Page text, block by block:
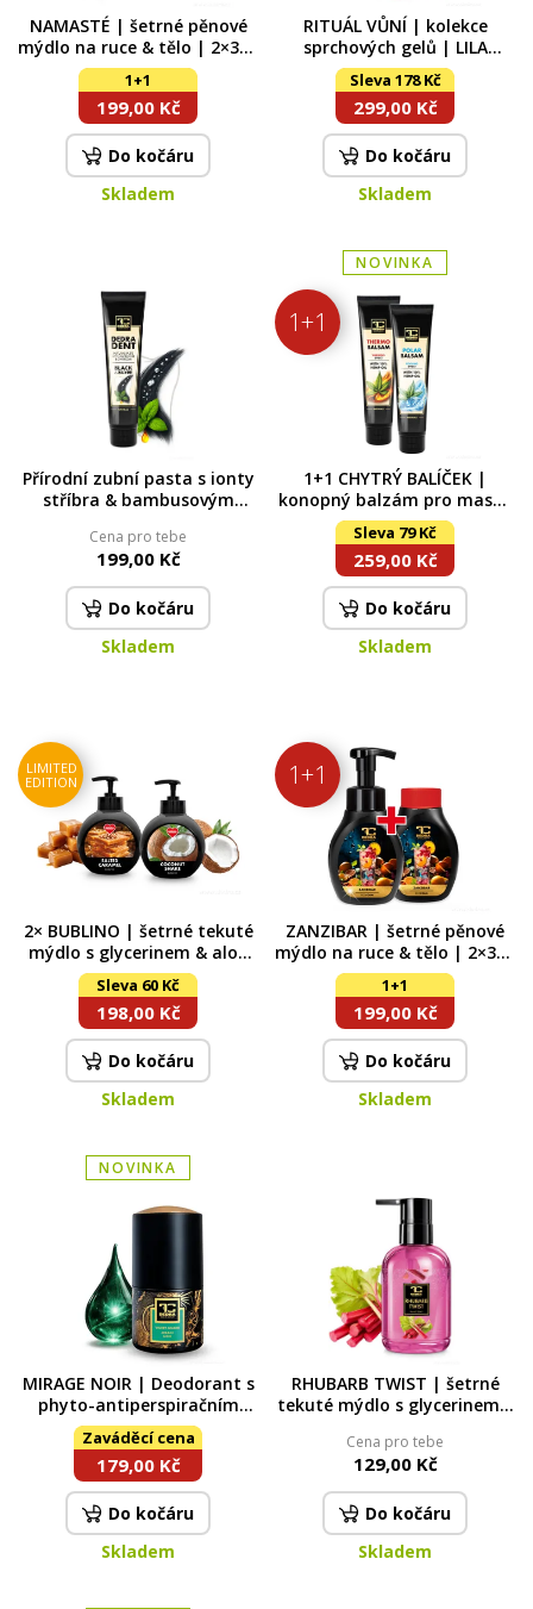
NAMASTÉ | šetrné pěnové
mýdlo na ruce & tělo | 2×300
ml | výhodná sada 2 ks
1+1
199,00 Kč
Do kočáru
Skladem
RITUÁL VŮNÍ | kolekce
sprchových gelů | LILA
FASHION, MAGIC GARDEN &
ZANZIBAR | 2+1
Sleva 178 Kč
299,00 Kč
Do kočáru
Skladem
Přírodní zubní pasta s ionty
stříbra & bambusovým
ochrana, svěží dech & šetrné
bělení | DEDRA DENT | 100 g
Cena pro tebe
199,00 Kč
Do kočáru
Skladem
NOVINKA
1+1
1+1 CHYTRÝ BALÍČEK |
konopný balzám pro masáž
pokožky | THERMO & POLAR
| 240 ml
Sleva 79 Kč
259,00 Kč
Do kočáru
Skladem
LIMITED
EDITION
2× BUBLINO | šetrné tekuté
mýdlo s glycerinem & aloe
vera | SALTED CARAMEL +
COCONUT SHAKE
Sleva 60 Kč
198,00 Kč
Do kočáru
Skladem
1+1
ZANZIBAR | šetrné pěnové
mýdlo na ruce & tělo | 2×300
ml | výhodná sada 2 ks
1+1
199,00 Kč
Do kočáru
Skladem
NOVINKA
MIRAGE NOIR | Deodorant s
phyto-antiperspiračním
komplexem | 75 ml
Zaváděcí cena
179,00 Kč
Do kočáru
Skladem
RHUBARB TWIST | šetrné
tekuté mýdlo s glycerinem |
Cena pro tebe
129,00 Kč
Do kočáru
Skladem